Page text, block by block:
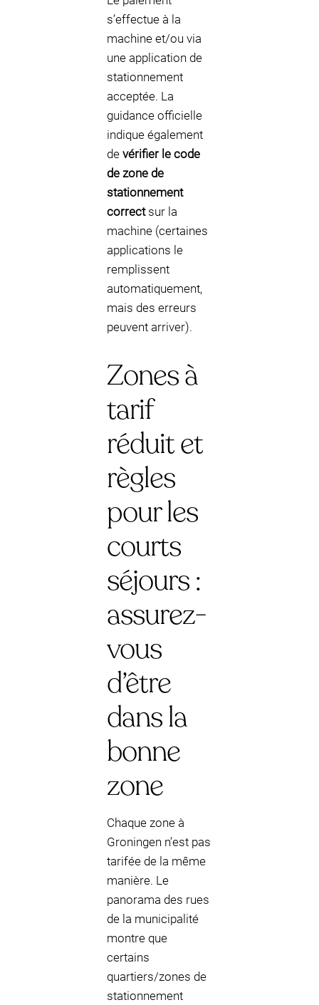
s’effectue à la
machine et/ou via
une application de
stationnement
acceptée. La
guidance officielle
indique également
de vérifier le code
de zone de
stationnement
correctsur la
machine (certaines
applications le
remplissent
automatiquement,
mais des erreurs
peuvent arriver).
Zones à
tarif
réduit et
règles
pour les
courts
séjours :
assurez-
vous
d’être
dans la
bonne
zone
Chaque zone à
Groningen n’est pas
tarifée de la même
manière. Le
panorama des rues
de la municipalité
montre que
certains
quartiers/zones de
stationnement